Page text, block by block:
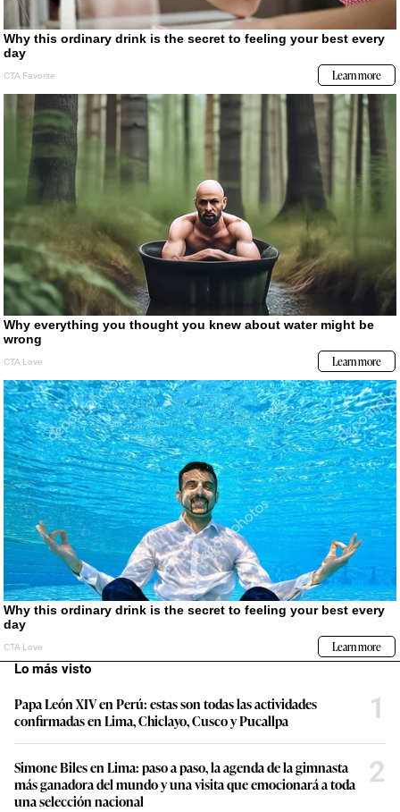
Lo más visto
Papa León XIV en Perú: estas son todas las actividades
confirmadas en Lima, Chiclayo, Cusco y Pucallpa
1
Simone Biles en Lima: paso a paso, la agenda de la gimnasta
más ganadora del mundo y una visita que emocionará a toda
una selección nacional
2